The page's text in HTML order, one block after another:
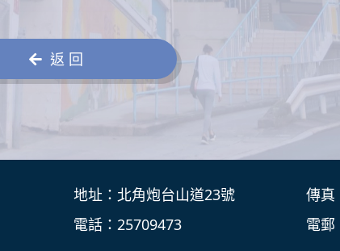
返 回
地址：北角炮台山道23號
電話：25709473
傳真
電郵